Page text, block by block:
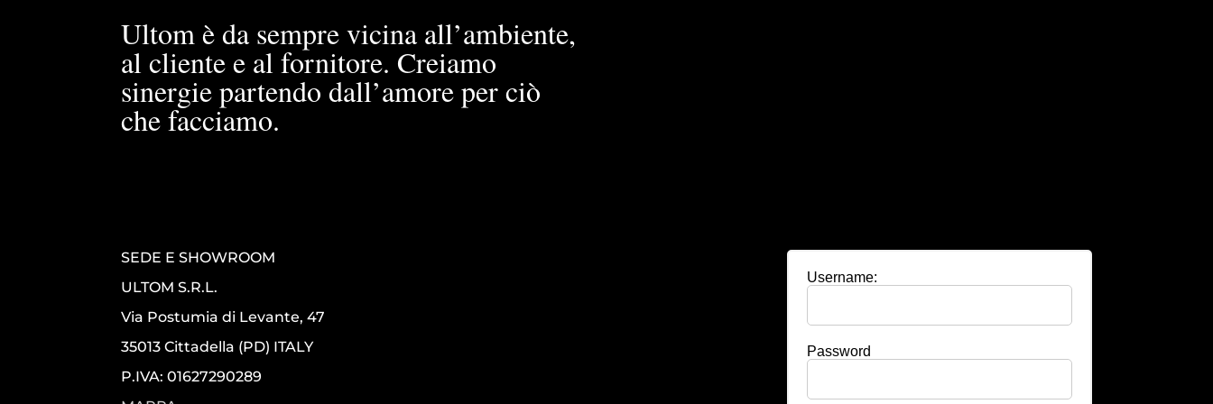
Ultom è da sempre vicina all’ambiente,
al cliente e al fornitore. Creiamo
sinergie partendo dall’amore per ciò
che facciamo.
SEDE E SHOWROOM
ULTOM S.R.L.
Via Postumia di Levante, 47
35013 Cittadella (PD) ITALY
P.IVA: 01627290289
Username:
Password